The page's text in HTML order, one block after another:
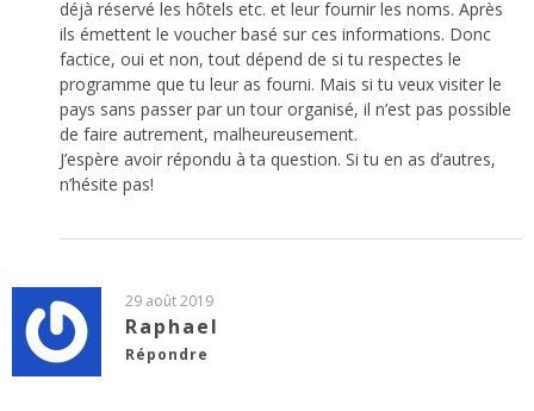
déjà réservé les hôtels etc. et leur fournir les noms. Après
ils émettent le voucher basé sur ces informations. Donc
factice, oui et non, tout dépend de si tu respectes le
programme que tu leur as fourni. Mais si tu veux visiter le
pays sans passer par un tour organisé, il n’est pas possible
de faire autrement, malheureusement.
J’espère avoir répondu à ta question. Si tu en as d’autres,
n’hésite pas!
29 août 2019
Raphael
Répondre